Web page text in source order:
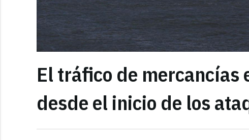
El tráfico de mercancías
desde el inicio de los